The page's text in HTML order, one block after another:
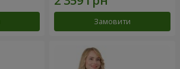
Замовити